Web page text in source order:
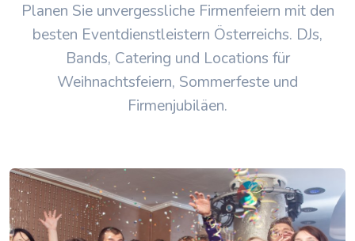
Planen Sie unvergessliche Firmenfeiern mit den
besten Eventdienstleistern Österreichs. DJs,
Bands, Catering und Locations für
Weihnachtsfeiern, Sommerfeste und
Firmenjubiläen.